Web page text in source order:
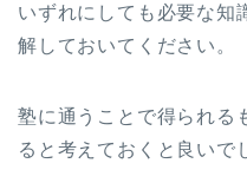
いずれにしても必要な知
解しておいてください。
塾に通うことで得られる
ると考えておくと良いで